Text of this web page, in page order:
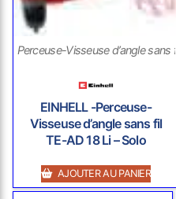
Perceuse-Visseuse d’angle sans fil
EINHELL -Perceuse-
Visseuse d’angle sans fil
TE-AD 18 Li – Solo
AJOUTER AU PANIER